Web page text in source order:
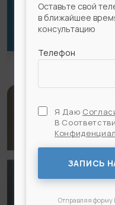
ЯКОРНАЯ
Оставьте свой
в ближайшее
консультацию
Телефон
Я Даю
В
ЗАПИСЬ
Отправляя форму